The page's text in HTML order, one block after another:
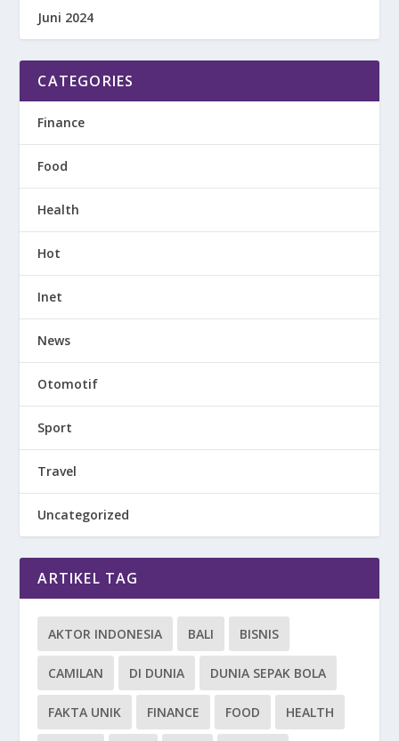
Juni 2024
CATEGORIES
Finance
Food
Health
Hot
Inet
News
Otomotif
Sport
Travel
Uncategorized
ARTIKEL TAG
AKTOR INDONESIA BALI BISNIS
CAMILAN DI DUNIA DUNIA SEPAK BOLA
FAKTA UNIK FINANCE FOOD HEALTH